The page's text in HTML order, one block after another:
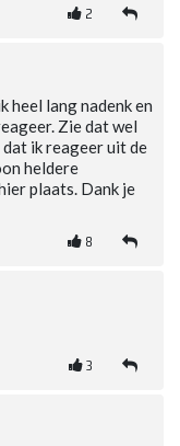
2
heel lang nadenk en
Zie dat wel
ik reageer uit de
heldere
plaats. Dank je
8
3